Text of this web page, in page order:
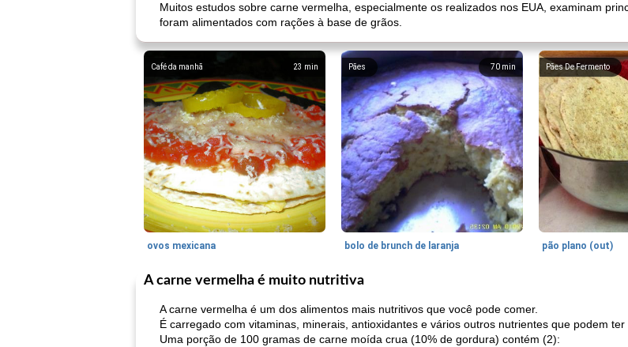
Muitos estudos sobre carne vermelha, especialmente os realizados nos EUA, examinam
foram alimentados com rações à base de grãos.
23 min
Café da manhã
ovos mexicana
70 min
Pães
bolo de brunch de laranja
Pães De Fermento
pão plano (out)
A carne vermelha é muito nutritiva
A carne vermelha é um dos alimentos mais nutritivos que você pode comer.
É carregado com vitaminas, minerais, antioxidantes e vários outros nutrientes que podem
Uma porção de 100 gramas de carne moída crua (10% de gordura) contém (2):